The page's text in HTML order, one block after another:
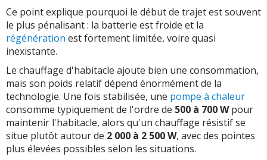
Ce point explique pourquoi le début de trajet est souvent
le plus pénalisant : la batterie est froide et la
régénération est fortement limitée, voire quasi
inexistante.
Le chauffage d'habitacle ajoute bien une consommation,
mais son poids relatif dépend énormément de la
technologie. Une fois stabilisée, une pompe à chaleur
consomme typiquement de l'ordre de 500 à 700 Wpour
maintenir l'habitacle, alors qu'un chauffage résistif se
situe plutôt autour de 2 000 à 2 500 W, avec des pointes
plus élevées possibles selon les situations.